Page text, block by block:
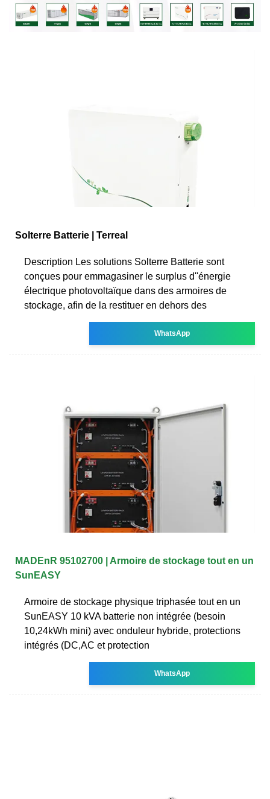
Solterre Batterie | Terreal
Description Les solutions Solterre Batterie sont
conçues pour emmagasiner le surplus d''énergie
électrique photovoltaïque dans des armoires de
stockage, afin de la restituer en dehors des
WhatsApp
MADEnR 95102700 | Armoire de stockage tout en un
SunEASY
Armoire de stockage physique triphasée tout en un
SunEASY 10 kVA batterie non intégrée (besoin
10,24kWh mini) avec onduleur hybride, protections
intégrés (DC,AC et protection
WhatsApp